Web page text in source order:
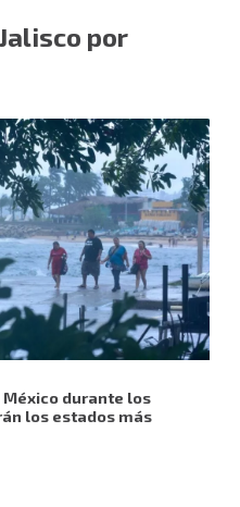
por
durante los
los estados más